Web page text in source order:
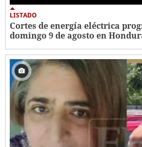
LISTADO
Cortes de energía eléctrica
domingo 9 de agosto en